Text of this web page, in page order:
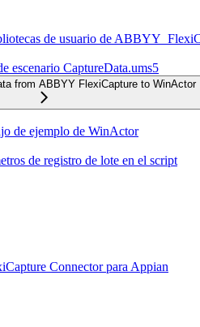
de usuario de
escenario CaptureData.ums5
from ABBYY FlexiCapture to WinActor
de ejemplo de WinActor
de registro de lote en el script
Connector para Appian